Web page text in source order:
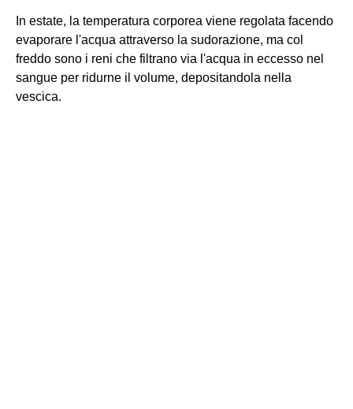
In estate, la temperatura corporea viene regolata facendo
evaporare l'acqua attraverso la sudorazione, ma col
freddo sono i reni che filtrano via l'acqua in eccesso nel
sangue per ridurne il volume, depositandola nella
vescica.